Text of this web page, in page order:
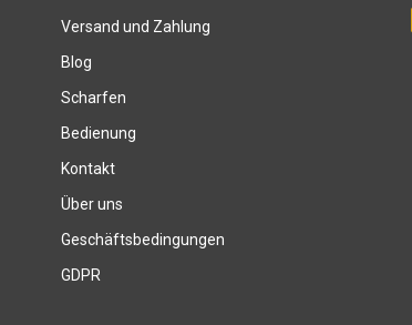
Versand und Zahlung
Blog
Scharfen
Bedienung
Kontakt
Über uns
Geschäftsbedingungen
GDPR